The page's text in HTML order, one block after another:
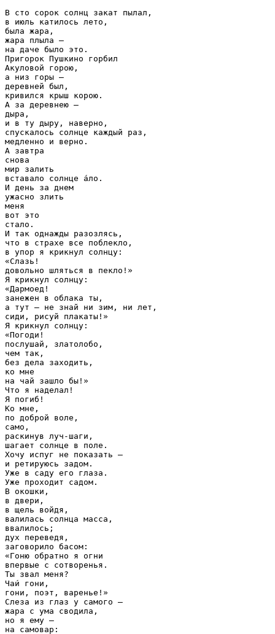
В сто сорок солнц закат пылал,
в июль катилось лето,
была жара,
жара плыла —
на даче было это.
Пригорок Пушкино горбил
Акуловой горою,
а низ горы —
деревней был,
кривился крыш корою.
А за деревнею —
дыра,
и в ту дыру, наверно,
спускалось солнце каждый раз,
медленно и верно.
А завтра
снова
мир залить
вставало солнце а́ло.
И день за днем
ужасно злить
меня
вот это
стало.
И так однажды разозлясь,
что в страхе все поблекло,
в упор я крикнул солнцу:
«Слазь!
довольно шляться в пекло!»
Я крикнул солнцу:
«Дармоед!
занежен в облака ты,
а тут — не знай ни зим, ни лет,
сиди, рисуй плакаты!»
Я крикнул солнцу:
«Погоди!
послушай, златолобо,
чем так,
без дела заходить,
ко мне
на чай зашло бы!»
Что я наделал!
Я погиб!
Ко мне,
по доброй воле,
само,
раскинув луч-шаги,
шагает солнце в поле.
Хочу испуг не показать —
и ретируюсь задом.
Уже в саду его глаза.
Уже проходит садом.
В окошки,
в двери,
в щель войдя,
валилась солнца масса,
ввалилось;
дух переведя,
заговорило басом:
«Гоню обратно я огни
впервые с сотворенья.
Ты звал меня?
Чаи́ гони,
гони, поэт, варенье!»
Слеза из глаз у самого —
жара с ума сводила,
но я ему —
на самовар: